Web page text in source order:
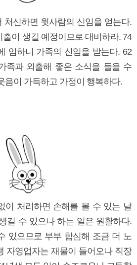
처신하면 윗사람의 신임을 얻는다.
이 생길 예정이므로 대비하라. 74
임하니 가족의 신임을 받는다. 62
족과 외출해 좋은 소식을 들을 수
음이 가득하고 가정이 행복하다.
이 처리하면 손해를 볼 수 있는 날
길 수 있으나 하는 일은 원활하다.
있으므로 부부 합심해 조금 더 노
자영업자는 재물이 들어오나 직장